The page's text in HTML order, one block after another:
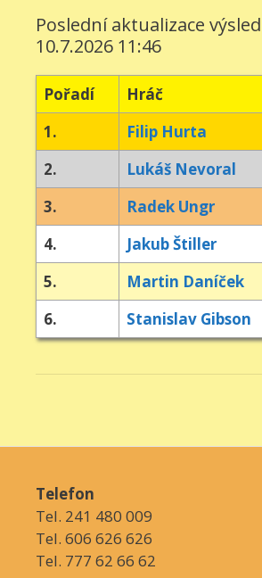
Poslední aktualizace
10.7.2026 11:46
Pořadí Hráč
1.
Filip Hurta
2.
Lukáš Nevoral
3.
Radek Ungr
4.
Jakub Štiller
5.
Martin Daníček
6.
Stanislav Gibson
Telefon
Tel. 241 480 009
Tel. 606 626 626
Tel. 777 62 66 62